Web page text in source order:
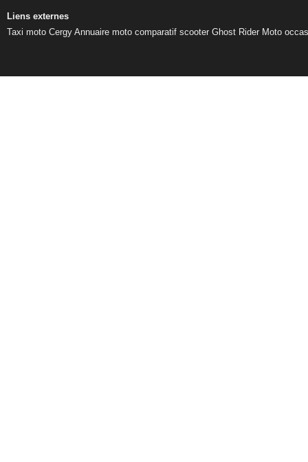
Liens externes
Taxi moto Cergy Annuaire moto comparatif scooter Ghost Rider Moto